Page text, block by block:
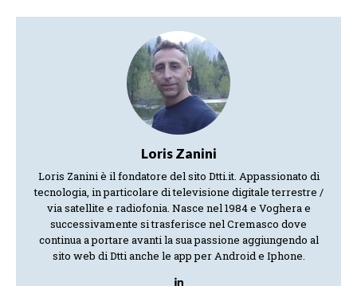
Loris Zanini
Loris Zanini è il fondatore del sito Dtti.it. Appassionato di
tecnologia, in particolare di televisione digitale terrestre /
via satellite e radiofonia. Nasce nel 1984 e Voghera e
successivamente si trasferisce nel Cremasco dove
continua a portare avanti la sua passione aggiungendo al
sito web di Dtti anche le app per Android e Iphone.